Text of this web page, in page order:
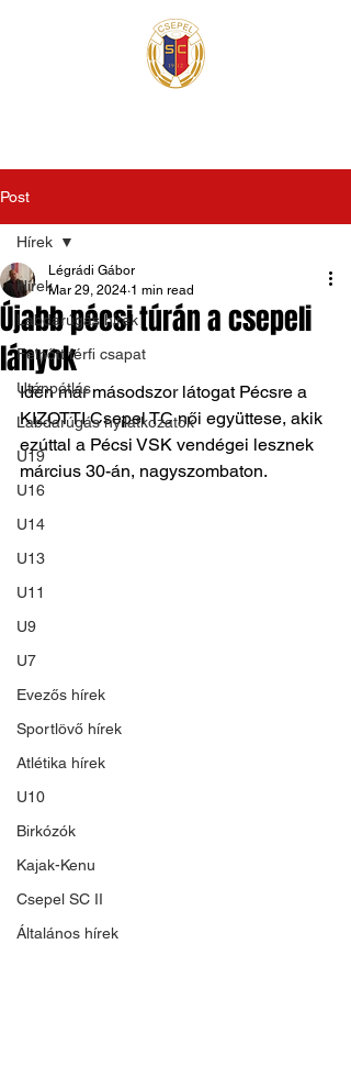
Post
Hírek
Labdarúgás hírek
Felnőtt férfi csapat
Utánpótlás
Labdarúgás nyilatkozatok
U19
U16
U14
U13
U11
U9
U7
Evezős hírek
Sportlövő hírek
Atlétika hírek
U10
Birkózók
Kajak-Kenu
Csepel SC II
Általános hírek
Hírek
Újabb pécsi túrán a csepeli
lányok
Légrádi Gábor
Mar 29, 2024 1 min read
Idén már másodszor látogat Pécsre a
KIZOTTI Csepel TC női együttese, akik
ezúttal a Pécsi VSK vendégei lesznek
március 30-án, nagyszombaton.